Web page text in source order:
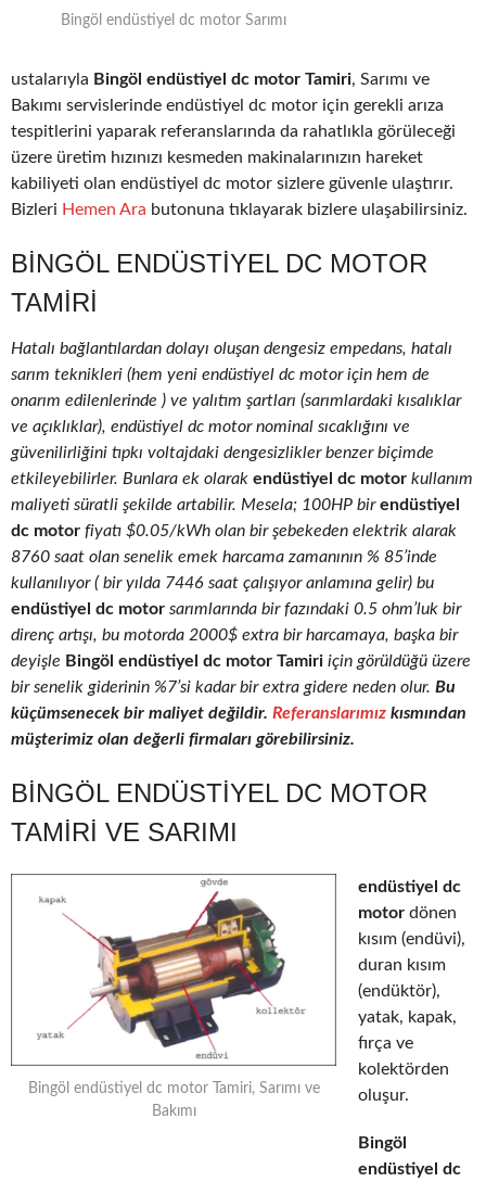
Bingöl endüstiyel dc motor Sarımı
ustalarıyla Bingöl endüstiyel dc motor Tamiri, Sarımı ve
Bakımı servislerinde endüstiyel dc motor için gerekli arıza
tespitlerini yaparak referanslarında da rahatlıkla görüleceği
üzere üretim hızınızı kesmeden makinalarınızın hareket
kabiliyeti olan endüstiyel dc motor sizlere güvenle ulaştırır.
Bizleri Hemen Ara butonuna tıklayarak bizlere ulaşabilirsiniz.
BINGÖL ENDÜSTIYEL DC MOTOR
TAMIRI
Hatalı bağlantılardan dolayı oluşan dengesiz empedans, hatalı
sarım teknikleri (hem yeni endüstiyel dc motor için hem de
onarım edilenlerinde ) ve yalıtım şartları (sarımlardaki kısalıklar
ve açıklıklar), endüstiyel dc motor nominal sıcaklığını ve
güvenilirliğini tıpkı voltajdaki dengesizlikler benzer biçimde
etkileyebilirler. Bunlara ek olarak endüstiyel dc motor kullanım
maliyeti süratli şekilde artabilir. Mesela; 100HP birendüstiyel
dc motor fiyatı $0.05/kWh olan bir şebekeden elektrik alarak
8760 saat olan senelik emek harcama zamanının % 85’inde
kullanılıyor ( bir yılda 7446 saat çalışıyor anlamına gelir) bu
endüstiyel dc motor sarımlarında bir fazındaki 0.5 ohm’luk bir
direnç artışı, bu motorda 2000$ extra bir harcamaya, başka bir
deyişle Bingöl endüstiyel dc motor Tamiri için görüldüğü üzere
bir senelik giderinin %7’si kadar bir extra gidere neden olur. Bu
küçümsenecek bir maliyet değildir. Referanslarımız kısmından
müşterimiz olan değerli firmaları görebilirsiniz.
BINGÖL ENDÜSTIYEL DC MOTOR
TAMIRI VE SARIMI
Bingöl endüstiyel dc motor Tamiri, Sarımı ve
Bakımı
endüstiyel dc
motor dönen
kısım (endüvi),
duran kısım
(endüktör),
yatak, kapak,
fırça ve
kolektörden
oluşur.
Bingöl
endüstiyel dc